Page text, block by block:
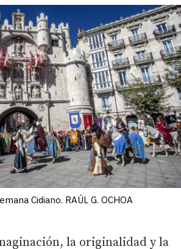
Cidiano. RAÚL G. OCHOA
la originalidad y la